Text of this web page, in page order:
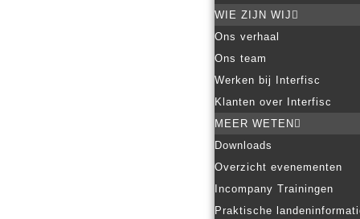
WIE ZIJN WIJ
Ons verhaal
Ons team
Werken bij Interfisc
Klanten over Interfisc
MEER WETEN
Downloads
Overzicht evenementen
Incompany Trainingen
Praktische